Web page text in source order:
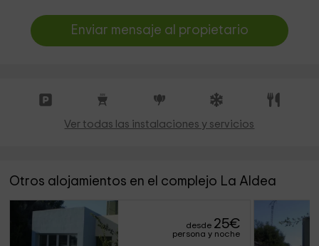
Enviar mensaje al propietario
Ver todas las instalaciones y servicios
Otros alojamientos en el complejo La Aldea
desde 25€
persona y noche